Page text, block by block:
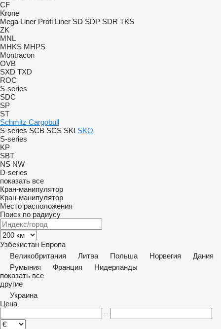
CF
Krone
Mega Liner Profi Liner SD SDP SDR TKS
ZK
MNL
MHKS MHPS
Montracon
OVB
SXD TXD
ROC
S-series
SDC
SP
ST
Schmitz Cargobull
S-series SCB SCS SKI SKO
S-series
KP
SBT
NS NW
D-series
показать все
Кран-манипулятор
Кран-манипулятор
Место расположения
Поиск по радиусу
Узбекистан Европа
Великобритания
Литва Польша Норвегия
Дания
Румыния
Франция
Нидерланды
показать все
другие
Украина
Цена
–